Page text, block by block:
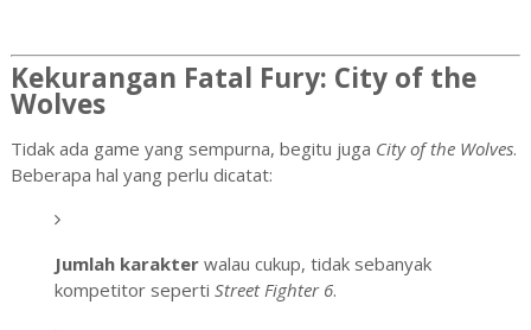
Kekurangan Fatal Fury: City of the
Wolves
Tidak ada game yang sempurna, begitu juga City of the Wolves.
Beberapa hal yang perlu dicatat:
Jumlah karakter walau cukup, tidak sebanyak
kompetitor sepertiStreet Fighter 6.